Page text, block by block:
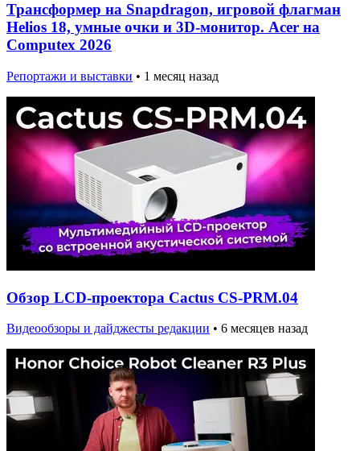
Трансформер на Snapdragon, игровой флагман
Helios 18, умные очки и 3D-монитор. Acer на
Computex 2026
Репортажи и выставки • 1 месяц назад
Обзор LCD-проектора Cactus CS-PRM.04
Видеообзоры и дайджесты редакции • 6 месяцев назад